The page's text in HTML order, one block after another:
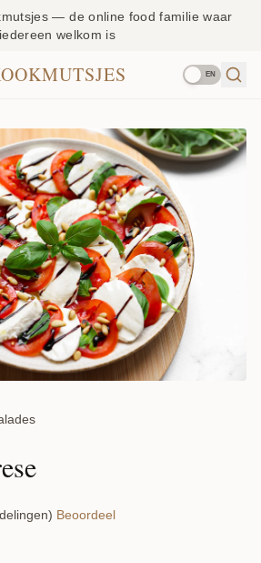
— de online food familie waar
iedereen welkom is
EN
Beoordeel